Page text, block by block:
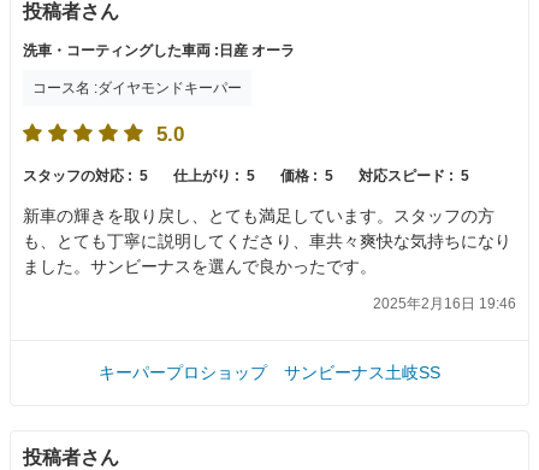
投稿者さん
洗車・コーティングした車両 :日産 オーラ
コース名 :ダイヤモンドキーパー
5.0
スタッフの対応 : 5 仕上がり : 5 価格 : 5 対応スピード : 5
新車の輝きを取り戻し、とても満足しています。スタッフの方
も、とても丁寧に説明してくださり、車共々爽快な気持ちになり
ました。サンビーナスを選んで良かったです。
2025年2月16日 19:46
キーパープロショップ サンビーナス土岐SS
投稿者さん